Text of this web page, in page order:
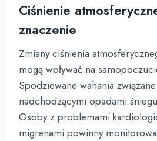
Ciśnienie
znaczenie
Zmiany ciśnienia
mogą wpływać na
Spodziewane wahania
nadchodzącymi opadami
Osoby z problemami
migrenami powinny